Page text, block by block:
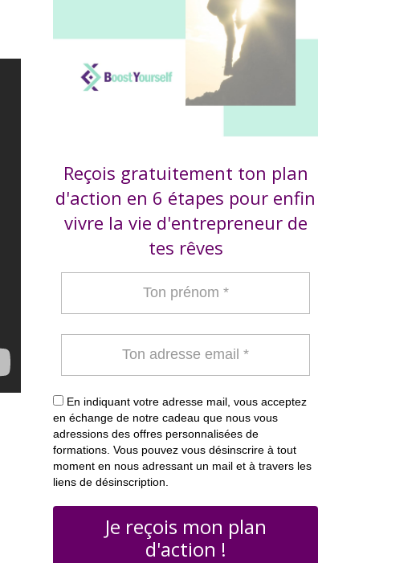
Reçois gratuitement ton plan
d'action en 6 étapes pour enfin
vivre la vie d'entrepreneur de
tes rêves
En indiquant votre adresse mail, vous acceptez
en échange de notre cadeau que nous vous
adressions des offres personnalisées de
formations. Vous pouvez vous désinscrire à tout
moment en nous adressant un mail et à travers les
liens de désinscription.
Je reçois mon plan
d'action !